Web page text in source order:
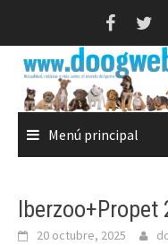
Menú principal
20 octubre, 2025